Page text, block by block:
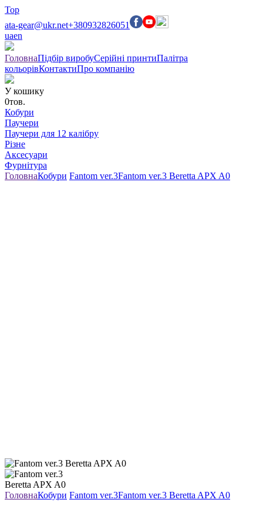
Top
ata-gear@ukr.net+380932826051
uaen
ГоловнаПідбір виробуСерійні принтиПалітра
кольорівКонтактиПро компанію
У кошику
0тов.
Кобури
Паучери
Паучери для 12 калібру
Різне
Аксесуари
Фурнітура
ГоловнаКобури Fantom ver.3Fantom ver.3 Beretta APX A0
ГоловнаКобури Fantom ver.3Fantom ver.3 Beretta APX A0